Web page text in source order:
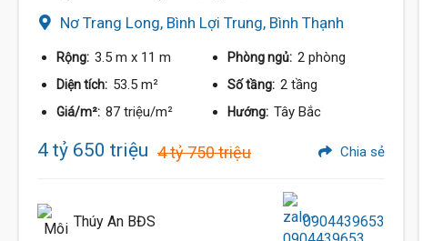
Nơ Trang Long, Bình Lợi Trung, Bình Thạnh
Rộng: 3.5 m x 11 m Phòng ngủ: 2 phòng
Diện tích: 53.5 m² Số tầng: 2 tầng
Giá/m²: 87 triệu/m² Hướng: Tây Bắc
4 tỷ 650 triệu 4 tỷ 750 triệu Chia sẻ
Thúy An BĐS 0904439653